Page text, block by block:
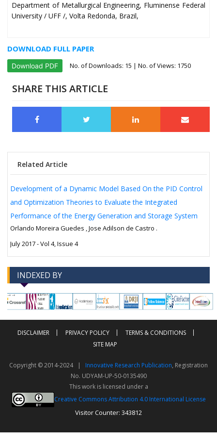
Department of Metallurgical Engineering, Fluminense Federal
University / UFF /, Volta Redonda, Brazil,
DOWNLOAD FULL PAPER
Download PDF No. of Downloads: 15 | No. of Views: 1750
SHARE THIS ARTICLE
Related Article
Development of a Dynamic Model Based On the PID Control
and Optimization Theories to Evaluate the Integrated
Performance of the Energy Generation and Storage System
Orlando Moreira Guedes , Jose Adilson de Castro .
July 2017 - Vol 4, Issue 4
INDEXED BY
--> -->
DISCLAIMER PRIVACY POLICY
TERMS & CONDITIONS
SITE MAP
Copyright © 2014-2024 | Innovative Research Publication, Registration
No. UDYAM-UP-50-0135490
This work is licensed under a
Creative Commons Attribution 4.0 International License
Visitor Counter: 343812